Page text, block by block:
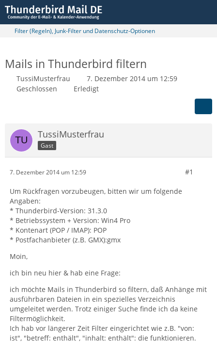
Filter (Regeln), Junk-Filter und Datenschutz-Optionen
Mails in Thunderbird filtern
TussiMusterfrau
7. Dezember 2014 um 12:59
Geschlossen
Erledigt
TussiMusterfrau
Gast
7. Dezember 2014 um 12:59 #1
Um Rückfragen vorzubeugen, bitten wir um folgende
Angaben:
* Thunderbird-Version: 31.3.0
* Betriebssystem + Version: Win4 Pro
* Kontenart (POP / IMAP): POP
* Postfachanbieter (z.B. GMX):gmx
Moin,
ich bin neu hier & hab eine Frage:
ich möchte Mails in Thunderbird so filtern, daß Anhänge mit
ausführbaren Dateien in ein spezielles Verzeichnis
umgeleitet werden. Trotz einiger Suche finde ich da keine
Filtermöglichkeit.
Ich hab vor längerer Zeit Filter eingerichtet wie z.B. "von:
ist", "betreff: enthält", "inhalt: enthält": die funktionieren.